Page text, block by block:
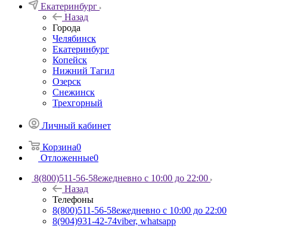
Екатеринбург
Назад
Города
Челябинск
Екатеринбург
Копейск
Нижний Тагил
Озерск
Снежинск
Трехгорный
Личный кабинет
Корзина0
Отложенные0
8(800)511-56-58ежедневно с 10:00 до 22:00
Назад
Телефоны
8(800)511-56-58ежедневно с 10:00 до 22:00
8(904)931-42-74viber, whatsapp